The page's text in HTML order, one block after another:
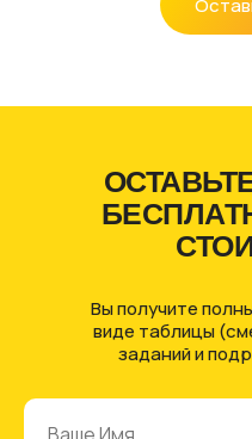
Вы получите
виде таблицы
заданий и